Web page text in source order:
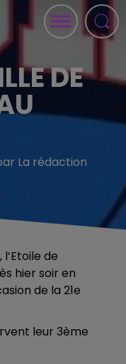
DE
La rédaction
de
hier soir en
de la 21e
leur 3ème